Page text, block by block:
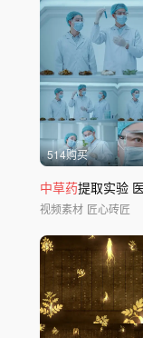
514购买
中草药提取实验 医
视频素材 匠心砖匠